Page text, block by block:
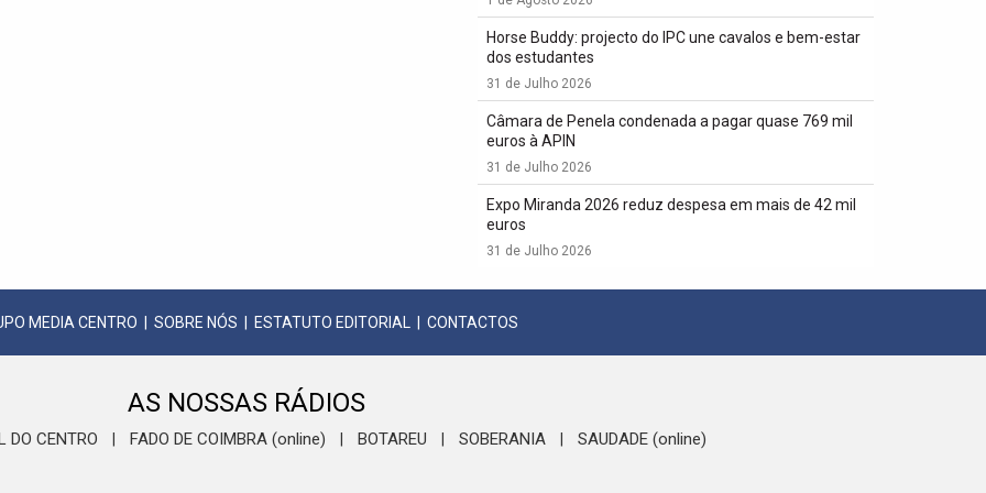
Horse Buddy: projecto do IPC une cavalos e bem-estar
dos estudantes
31 de Julho 2026
Câmara de Penela condenada a pagar quase 769 mil
euros à APIN
31 de Julho 2026
Expo Miranda 2026 reduz despesa em mais de 42 mil
euros
31 de Julho 2026
MEDIA CENTRO SOBRE NÓS ESTATUTO EDITORIAL CONTACTOS
AS NOSSAS RÁDIOS
DO CENTRO FADO DE COIMBRA (online) BOTAREU SOBERANIA SAUDADE (online)